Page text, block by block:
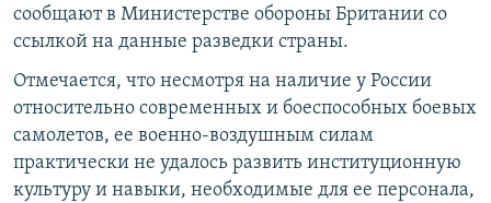
сообщают в Министерстве обороны Британии со
ссылкой на данные разведки страны.
Отмечается, что несмотря на наличие у России
относительно современных и боеспособных боевых
самолетов, ее военно-воздушным силам
практически не удалось развить институционную
культуру и навыки, необходимые для ее персонала,